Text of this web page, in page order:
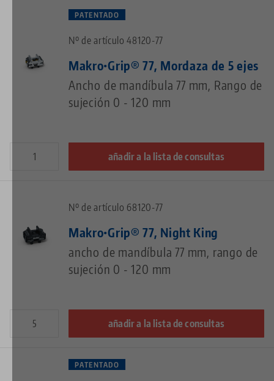
PATENTADO
Nº de artículo 48120-77
Makro•Grip® 77, Mordaza de 5 ejes
Ancho de mandíbula 77 mm, Rango de
sujeción 0 - 120 mm
añadir a la lista de consultas
Nº de artículo 68120-77
Makro•Grip® 77, Night King
ancho de mandíbula 77 mm, rango de
sujeción 0 - 120 mm
añadir a la lista de consultas
PATENTADO